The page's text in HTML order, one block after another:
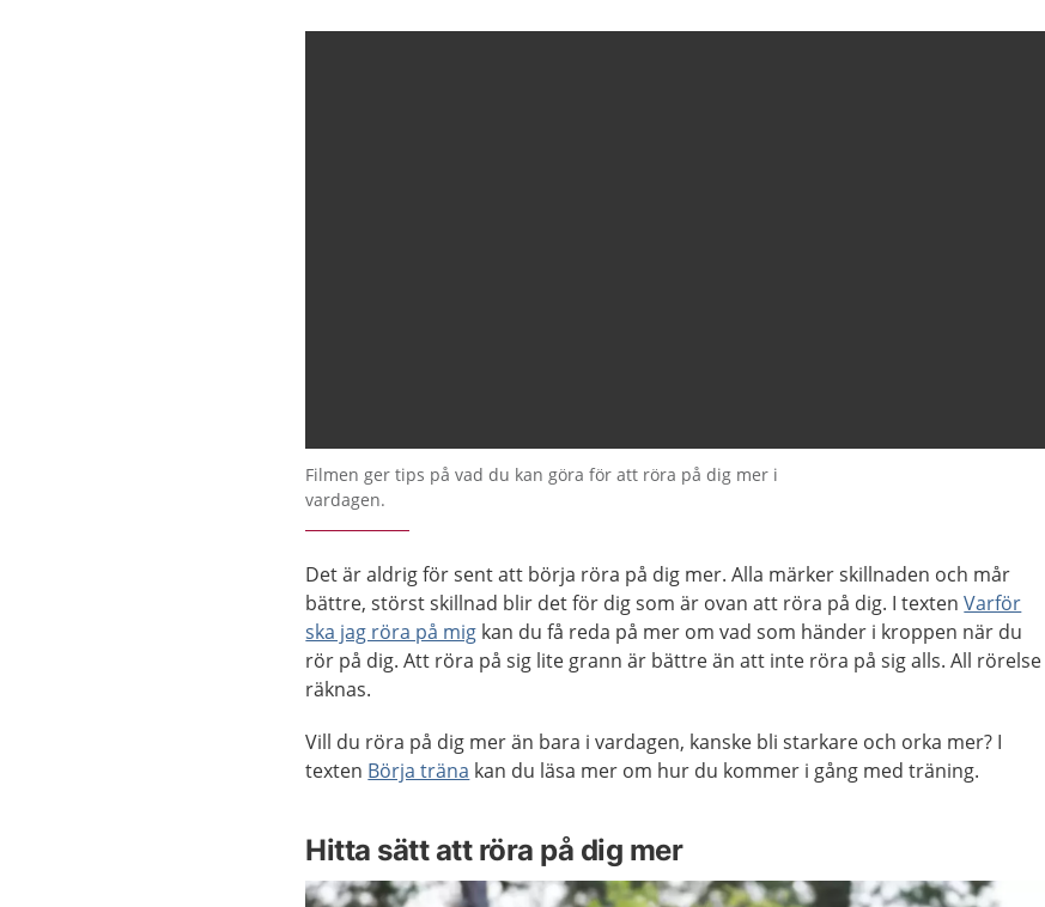
Filmen ger tips på vad du kan göra för att röra på dig mer i
vardagen.
Det är aldrig för sent att börja röra på dig mer. Alla märker skillnaden och mår
bättre, störst skillnad blir det för dig som är ovan att röra på dig. I textenVarför
ska jag röra på mig kan du få reda på mer om vad som händer i kroppen när du
rör på dig. Att röra på sig lite grann är bättre än att inte röra på sig alls. All rörelse
räknas.
Vill du röra på dig mer än bara i vardagen, kanske bli starkare och orka mer? I
texten Börja träna kan du läsa mer om hur du kommer i gång med träning.
Hitta sätt att röra på dig mer